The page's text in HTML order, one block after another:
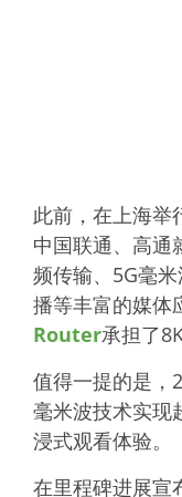
此前，在上海举
中国联通、高通
频传输、5G毫
播等丰富的媒体
Router承担了
值得一提的是，
毫米波技术实现
浸式观看体验。
在里程碑进展宣